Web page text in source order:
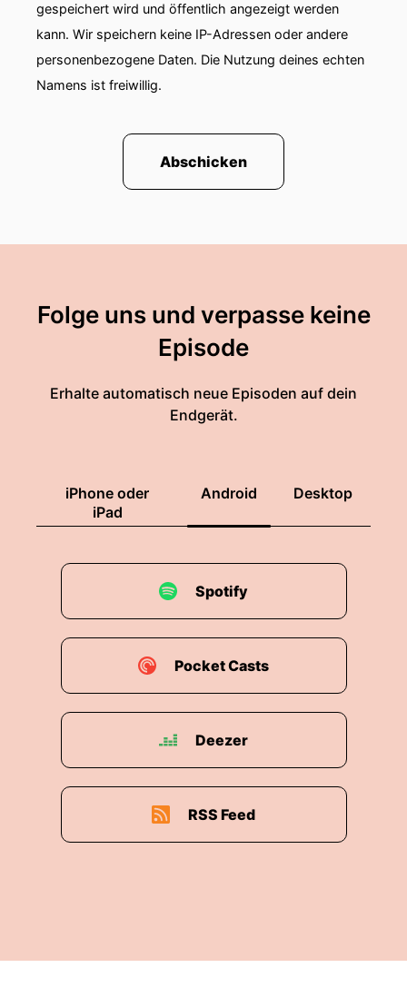
gespeichert wird und öffentlich angezeigt werden
kann. Wir speichern keine IP-Adressen oder andere
personenbezogene Daten. Die Nutzung deines echten
Namens ist freiwillig.
Abschicken
Folge uns und verpasse keine
Episode
Erhalte automatisch neue Episoden auf dein
Endgerät.
iPhone oder
iPad
Android Desktop
Spotify
Pocket Casts
Deezer
RSS Feed